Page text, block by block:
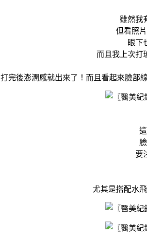
雖然我
但看照
眼下
而且我上次打
打完後澎潤感就出來了！而且看起來臉部
要
尤其是搭配水